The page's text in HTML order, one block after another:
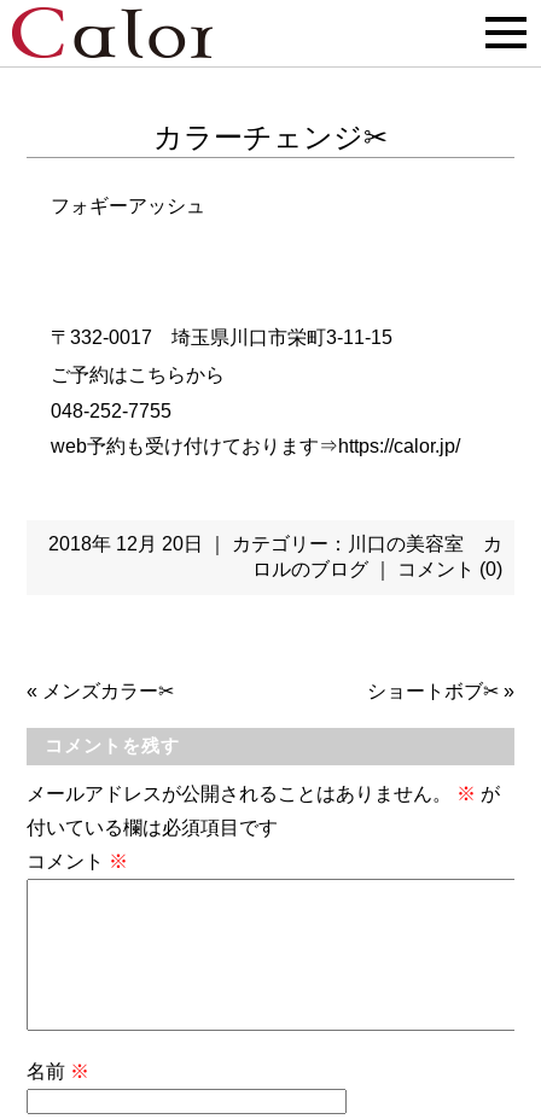
カラーチェンジ✂
フォギーアッシュ
〒332-0017 埼玉県川口市栄町3-11-15
ご予約はこちらから
048-252-7755
web予約も受け付けております⇒https://calor.jp/
2018年 12月 20日 ｜ カテゴリー： 川口の美容室 カ
ロルのブログ｜ コメント (0)
« メンズカラー✂ ショートボブ✂»
コメントを残す
メールアドレスが公開されることはありません。 ※ が
付いている欄は必須項目です
コメント ※
名前 ※